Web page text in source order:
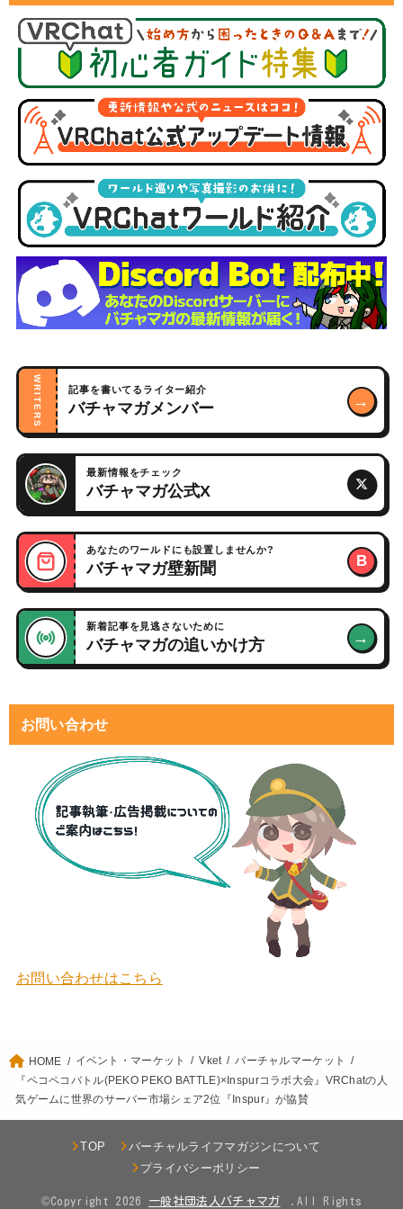
WRITERS 記事を書いてるライター紹介
バチャマガメンバー →
最新情報をチェック
バチャマガ公式X
あなたのワールドにも設置しませんか?
バチャマガ壁新聞 B
新着記事を見逃さないために
バチャマガの追いかけ方 →
お問い合わせ
お問い合わせはこちら
HOME イベント・マーケット Vket
バーチャルマーケット
『ペコペコバトル(PEKO PEKO BATTLE)×Inspurコラボ大会』VRChatの人
気ゲームに世界のサーバー市場シェア2位『Inspur』が協賛
TOP
バーチャルライフマガジンについて
プライバシーポリシー
©Copyright 2026 .All Rights